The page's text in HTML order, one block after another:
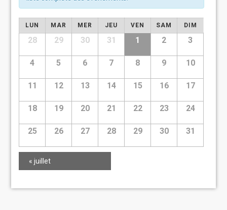
Calendrier
de
Évènements
Calendrier
Évènements
LUN MAR MER JEU VEN SAM DIM
28 29 30 31 1 2 3
4 5 6 7 8 9 10
11 12 13 14 15 16 17
18 19 20 21 22 23 24
25 26 27 28 29 30 31
« juillet